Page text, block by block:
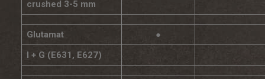
crushed 3-5 mm
Glutamat
●
I + G (E631, E627)